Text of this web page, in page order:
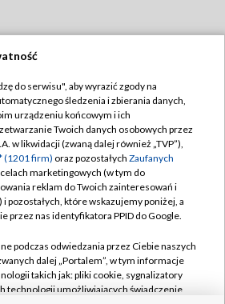
TVP
Cyfrowa
Regulamin TVP
prywatności
Moje zgody
Pomoc
Kontakt
do serwisu", aby wyrazić zgody na
śledzenia i zbierania danych,
urządzeniu końcowym i ich
Twoich danych osobowych przez
w likwidacji (zwaną dalej również „TVP”),
(1201 firm) oraz pozostałych Zaufanych
celach marketingowych (w tym do
reklam do Twoich zainteresowań i
pozostałych, które wskazujemy poniżej, a
przez nas identyfikatora PPID do Google.
podczas odwiedzania przez Ciebie naszych
dalej „Portalem”, w tym informacje
takich jak: pliki cookie, sygnalizatory
technologii umożliwiających świadczenie